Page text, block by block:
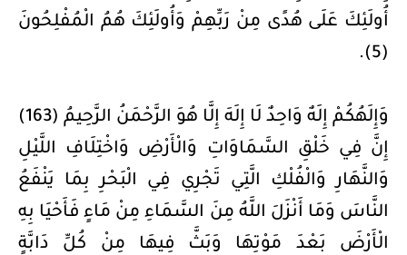
أُولَئِكَ عَلَى هُدًى مِنْ رَبِّهِمْ وَأُولَئِكَ هُمُ الْمُفْلِحُونَ
(5).
وَإِلَهُكُمْ إِلَهٌ وَاحِدٌ لَا إِلَهَ إِلَّا هُوَ الرَّحْمَنُ الرَّحِيمُ (163)
إِنَّ فِي خَلْقِ السَّمَاوَاتِ وَالْأَرْضِ وَاخْتِلَافِ اللَّيْلِ
وَالنَّهَارِ وَالْفُلْكِ الَّتِي تَجْرِي فِي الْبَحْرِ بِمَا يَنْفَعُ
النَّاسَ وَمَا أَنْزَلَ اللَّهُ مِنَ السَّمَاءِ مِنْ مَاءٍ فَأَحْيَا بِهِ
الْأَرْضَ بَعْدَ مَوْتِهَا وَبَثَّ فِيهَا مِنْ كُلِّ دَابَّةٍ